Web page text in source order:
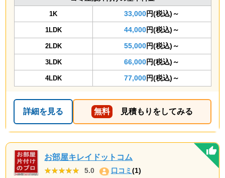
1K 33,000円(税込)～
1LDK 44,000円(税込)～
2LDK 55,000円(税込)～
3LDK 66,000円(税込)～
4LDK 77,000円(税込)～
詳細を見る 無料 見積もりをしてみる
お部屋キレイドットコム
★★★★★
★★★★★ 5.0 口コミ(1)